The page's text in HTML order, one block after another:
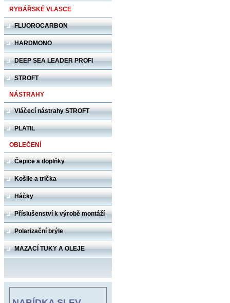
RYBÁŘSKÉ VLASCE
FLUOROCARBON
HARDMONO
DEEP SEA LEADER PROFI
STROFT
NÁSTRAHY
Vláčecí nástrahy STROFT
PLATIL
OBLEČENÍ
Čepice a doplňky
Košile a trička
Háčky
Příslušenství k výrobě montáží
Polarizační brýle
MAZACÍ TUKY A OLEJE